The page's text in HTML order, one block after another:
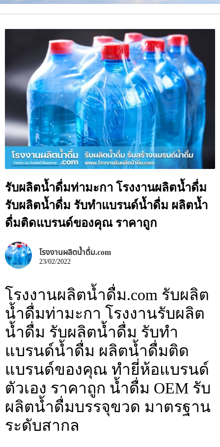
รับผลิตน้ำดื่มท่ามะกา โรงงานผลิตน้ำดื่ม
รับผลิตน้ำดื่ม รับทำแบรนด์น้ำดื่ม ผลิตน้ำ
ดื่มติดแบรนด์ของคุณ ราคาถูก
โรงงานผลิตน้ำดื่ม.com
23/02/2022
โรงงานผลิตน้ำดื่ม.com รับผลิต
น้ำดื่มท่ามะกา โรงงานรับผลิต
น้ำดื่ม รับผลิตน้ำดื่ม รับทำ
แบรนด์น้ำดื่ม ผลิตน้ำดื่มติด
แบรนด์ของคุณ ทำยี่ห้อแบรนด์
ตัวเอง ราคาถูก น้ำดื่ม OEM รับ
ผลิตน้ำดื่มบรรจุขวด มาตรฐาน
ระดับสากล